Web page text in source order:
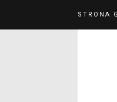
STRONA